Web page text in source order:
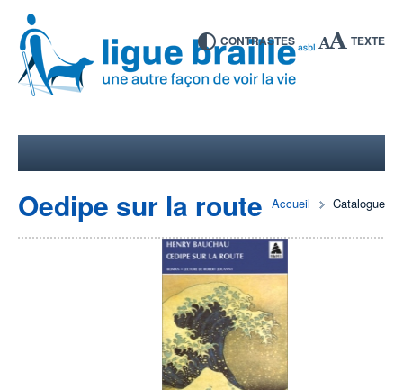
CONTRASTES TEXTE
Accueil Catalogue
Oedipe sur la route